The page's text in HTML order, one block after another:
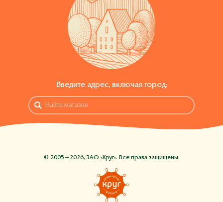
Введите адрес, включая город:
© 2005—2026, ЗАО «Круг». Все права защищены.